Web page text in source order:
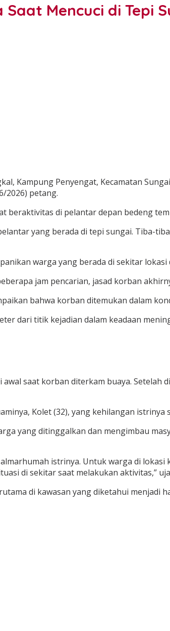
Mencuci di Tepi
Kampung Penyengat, Kecamatan
2026) petang.
beraktivitas di pelantar depan bedeng
yang berada di tepi sungai. Tiba-
warga yang berada di sekitar
jam pencarian, jasad korban
bahwa korban ditemukan dalam
dari titik kejadian dalam keadaan
saat korban diterkam buaya. Setelah
Kolet (32), yang kehilangan istrinya
yang ditinggalkan dan mengimbau
istrinya. Untuk warga di
di sekitar saat melakukan aktivitas,”
di kawasan yang diketahui menjadi